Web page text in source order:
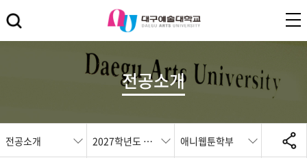
전공소개
전공소개 2027학년도 전공 애니웹툰학부